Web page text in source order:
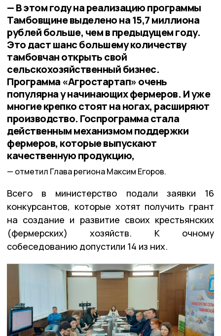
— В этом году на реализацию программы
Тамбовщине выделено на 15,7 миллиона
рублей больше, чем в предыдущем году.
Это даст шанс большему количеству
тамбовчан открыть свой
сельскохозяйственный бизнес.
Программа «Агростартап» очень
популярна у начинающих фермеров. И уже
многие крепко стоят на ногах, расширяют
производство. Госпрограмма стала
действенным механизмом поддержки
фермеров, которые выпускают
качественную продукцию,
отметил Глава региона Максим Егоров.
Всего в министерство подали заявки 16
конкурсантов, которые хотят получить грант
на создание и развитие своих крестьянских
(фермерских) хозяйств. К очному
собеседованию допустили 14 из них.